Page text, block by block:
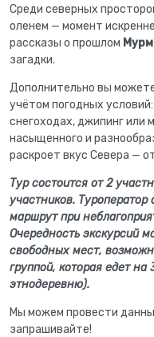
Среди северных
оленем — момент
рассказы о прошлом
загадки.
Дополнительно вы
учётом погодных
снегоходах, джипинг или
насыщенного и
раскроет вкус Севера —
Тур состоится от 2
участников. Туроператор
маршрут при
Очередность экскурсий
свободных мест,
группой, которая едет на
этнодеревню).
Мы можем провести
запрашивайте!